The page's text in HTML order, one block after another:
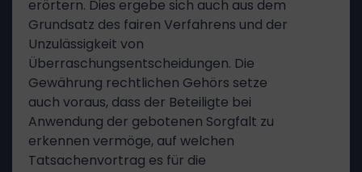
erörtern. Dies ergebe sich auch aus dem
Grundsatz des fairen Verfahrens und der
Unzulässigkeit von
Überraschungsentscheidungen. Die
Gewährung rechtlichen Gehörs setze
auch voraus, dass der Beteiligte bei
Anwendung der gebotenen Sorgfalt zu
erkennen vermöge, auf welchen
Tatsachenvortrag es für die